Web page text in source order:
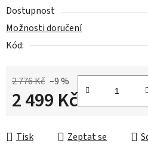
Dostupnost
Možnosti doručení
Kód:
2 776 Kč –9 %
2 499 Kč
Tisk Zeptat se